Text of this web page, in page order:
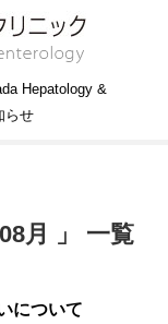
Hepatology &
らせ
月 」 一覧
について